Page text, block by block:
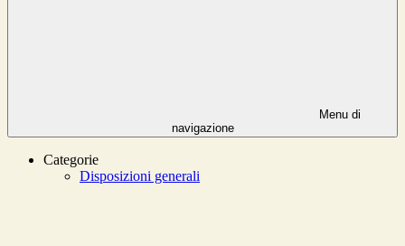
Menu di
navigazione
Categorie
Disposizioni generali